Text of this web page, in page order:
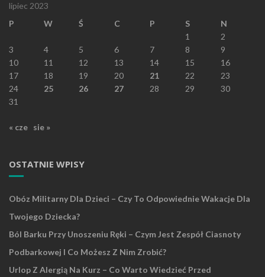
lipiec 2023
P
W Ś C P S
N
1
2
3
4 5 6 7 8
9
10
11 12 13 14 15
16
17
18 19 20 21 22
23
24
25 26 27 28 29
30
31
« cze sie »
OSTATNIE WPISY
Obóz Militarny Dla Dzieci – Czy To Odpowiednie Wakacje Dla
Twojego Dziecka?
Ból Barku Przy Unoszeniu Ręki – Czym Jest Zespół Ciasnoty
Podbarkowej I Co Możesz Z Nim Zrobić?
Urlop Z Alergią Na Kurz – Co Warto Wiedzieć Przed